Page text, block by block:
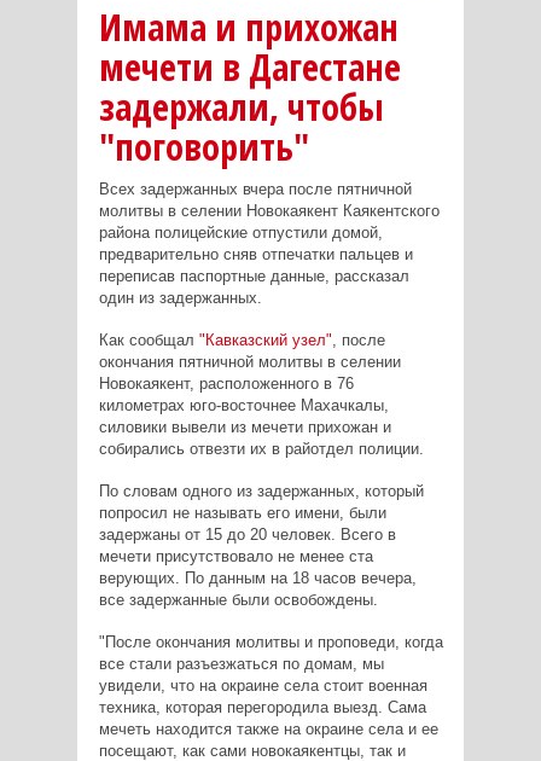
Имама и прихожан
мечети в Дагестане
задержали, чтобы
"поговорить"
Всех задержанных вчера после пятничной
молитвы в селении Новокаякент Каякентского
района полицейские отпустили домой,
предварительно сняв отпечатки пальцев и
переписав паспортные данные, рассказал
один из задержанных.
Как сообщал "Кавказский узел" , после
окончания пятничной молитвы в селении
Новокаякент, расположенного в 76
километрах юго-восточнее Махачкалы,
силовики вывели из мечети прихожан и
собирались отвезти их в райотдел полиции.
По словам одного из задержанных, который
попросил не называть его имени, были
задержаны от 15 до 20 человек. Всего в
мечети присутствовало не менее ста
верующих. По данным на 18 часов вечера,
все задержанные были освобождены.
"После окончания молитвы и проповеди, когда
все стали разъезжаться по домам, мы
увидели, что на окраине села стоит военная
техника, которая перегородила выезд. Сама
мечеть находится также на окраине села и ее
посещают, как сами новокаякентцы, так и